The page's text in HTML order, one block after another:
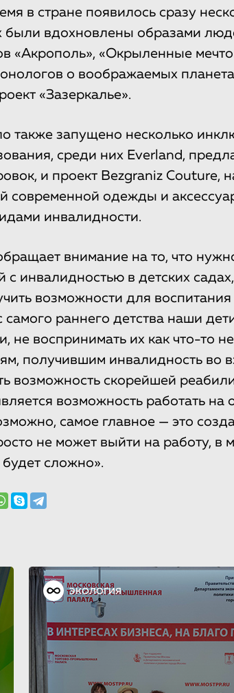
в стране появилось сразу
были вдохновлены образами
«Акрополь», «Окрыленные
о воображаемых
«Зазеркалье».
также запущено несколько
среди них Everland,
и проект Bezgraniz Couture,
современной одежды и
инвалидности.
внимание на то, что
инвалидностью в детских
возможности для
самого раннего детства наши
не воспринимать их как что-то
получившим инвалидность во
возможность скорейшей
возможность работать на
самое главное — это
не может выйти на работу, в
сложно».
ЭКОЛОГИЯ